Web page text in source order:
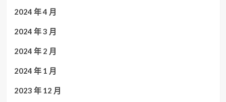
2024 年 4 月
2024 年 3 月
2024 年 2 月
2024 年 1 月
2023 年 12 月